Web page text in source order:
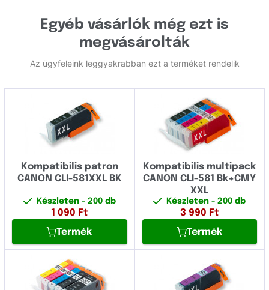
Egyéb vásárlók még ezt is
megvásárolták
Az ügyfeleink leggyakrabban ezt a terméket rendelik
Kompatibilis patron
CANON CLI-581XXL BK
Készleten - 200 db
1 090 Ft
Termék
Kompatibilis multipack
CANON CLI-581 Bk+CMY
XXL
Készleten- 200 db
3 990 Ft
Termék